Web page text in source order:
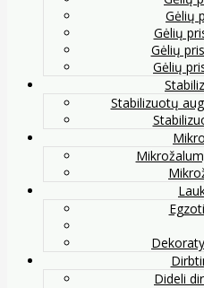
Gėlių
Gėlių
Gėlių
Gėlių
Stabilizuotų
Dideli